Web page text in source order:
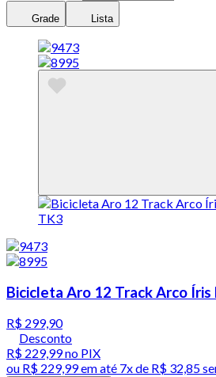
Grade Lista
Bicicleta Aro 12 Track Arco Íris
R$ 299,90
Desconto
R$ 229,99no PIX
ou R$ 229,99em até 7x de R$ 32,85